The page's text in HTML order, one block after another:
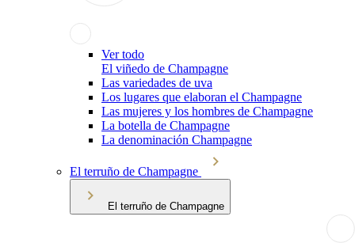
Ver todo
El viñedo de Champagne
Las variedades de uva
Los lugares que elaboran el Champagne
Las mujeres y los hombres de Champagne
La botella de Champagne
La denominación Champagne
El terruño de Champagne
El terruño de Champagne